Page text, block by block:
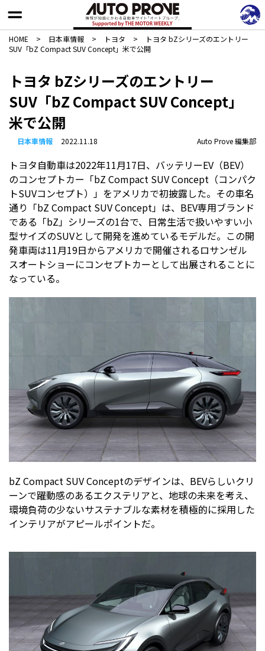
HOME > 日本車情報​ > トヨタ >
トヨタ bZシリーズのエントリー
SUV「bZ Compact SUV Concept」米で公開
トヨタ bZシリーズのエントリー
SUV「bZ Compact SUV Concept」
米で公開
日本車情報​ 2022.11.18 Auto Prove 編集部
トヨタ自動車は2022年11月17日、バッテリーEV（BEV）
のコンセプトカー「bZ Compact SUV Concept（コンパク
トSUVコンセプト）」をアメリカで初披露した。その車名
通り「bZ Compact SUV Concept」は、BEV専用ブランド
である「bZ」シリーズの1台で、日常生活で扱いやすい小
型サイズのSUVとして開発を進めているモデルだ。この開
発車両は11月19日からアメリカで開催されるロサンゼル
スオートショーにコンセプトカーとして出展されることに
なっている。
bZ Compact SUV Conceptのデザインは、BEVらしいクリ
ーンで躍動感のあるエクステリアと、地球の未来を考え、
環境負荷の少ないサステナブルな素材を積極的に採用した
インテリアがアピールポイントだ。